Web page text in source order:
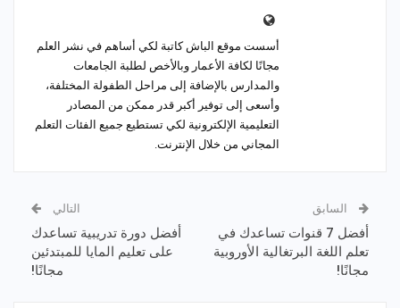
أسست موقع الباش كاتبة لكي أساهم في نشر العلم
مجانًا لكافة الأعمار وبالأخص لطلبة الجامعات
والمدارس بالإضافة إلى مراحل الطفولة المختلفة،
وأسعى إلى توفير أكبر قدر ممكن من المصادر
التعليمية الإلكترونية لكي تستطيع جميع الفئات التعلم
المجاني من خلال الإنترنت.
السابق
أفضل 7 قنوات تساعدك في
تعلم اللغة البرتغالية الأوروبية
مجانًا!
التالي
أفضل دورة تدريبية تساعدك
على تعليم المايا للمبتدئين
مجانًا!